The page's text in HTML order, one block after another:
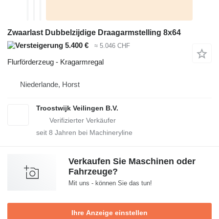
Zwaarlast Dubbelzijdige Draagarmstelling 8x64
5.400 €
≈ 5.046 CHF
Flurförderzeug - Kragarmregal
Niederlande, Horst
Troostwijk Veilingen B.V.
seit 8 Jahren bei Machineryline
Verkaufen Sie Maschinen oder
Fahrzeuge?
Mit uns - können Sie das tun!
Ihre Anzeige einstellen